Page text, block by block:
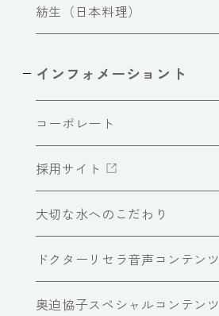
紡生（日本料理）
インフォメーショント
コーポレート
採用サイト
大切な水へのこだわり
ドクターリセラ音声コンテンツ
奥迫協子スペシャルコンテンツ